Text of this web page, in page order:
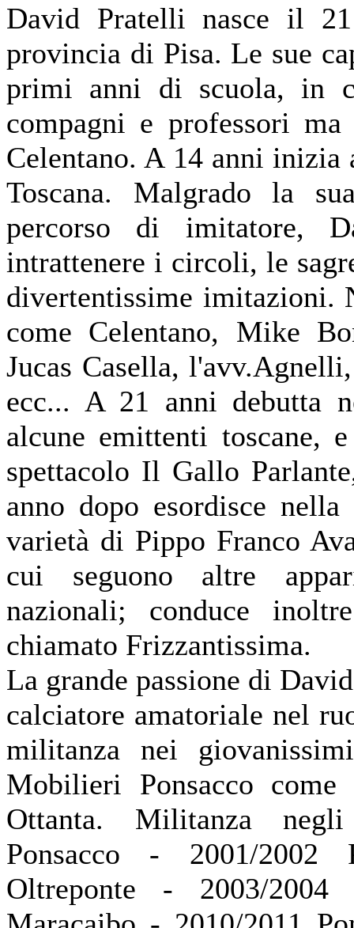
David Pratelli nasce il
provincia di Pisa. Le sue
primi anni di scuola, in
compagni e professori
Celentano. A 14 anni
Toscana. Malgrado la
percorso di imitatore,
intrattenere i circoli, le
divertentissime imitazioni.
come Celentano, Mike
Jucas Casella,
ecc... A 21 anni debutta
alcune emittenti toscane,
spettacolo Il Gallo
anno dopo esordisce
varietà di Pippo Franco
cui seguono altre
nazionali; conduce
chiamato Frizzantissima.
La grande passione di
calciatore amatoriale nel
militanza nei
Mobilieri Ponsacco
Ottanta. Militanza
Ponsacco - 2001/2002
Oltreponte - 2003/2004